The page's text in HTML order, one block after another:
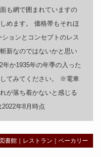
も網で囲まれていますの
めます。 価格帯もそれほ
ョンとコンセプトのレス
新なのではないかと思い
年か1935年の年季の入った
てみてください。 ※電車
が落ち着かないと感じる
年8月時点
図書館 レストラン ｜ベーカリー